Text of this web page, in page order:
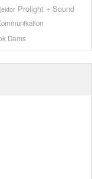
Prolight + Sound
Dams